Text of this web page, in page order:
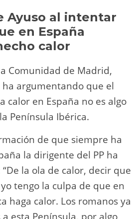
Ayuso al intentar
en España
calor
Comunidad de Madrid,
ha argumentando que el
calor en España no es algo
Península Ibérica.
de que siempre ha
la dirigente del PP ha
la ola de calor, decir que
tengo la culpa de que en
haga calor. Los romanos ya
esta Península, por algo